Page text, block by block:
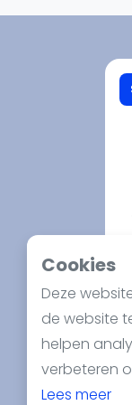
Cookies
Deze
de website
helpen
verbeteren
Lees meer